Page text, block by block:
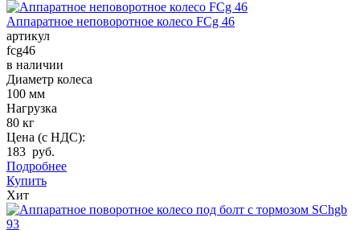
Аппаратное неповоротное колесо FCg 46
артикул
fcg46
в наличии
Диаметр колеса
100 мм
Нагрузка
80 кг
Цена (с НДС):
183 руб.
Подробнее
Купить
Хит